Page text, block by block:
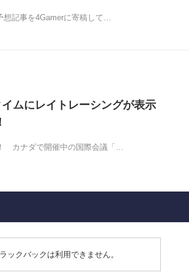
想記事を4Gamerに寄稿して…
ムにレイトレーシングが表示
カナダで開催中の国際会議「…
ックバックは利用できません。